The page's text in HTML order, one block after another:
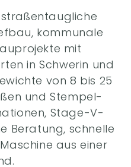
kommunale
mit
in Schwerin und
von 8 bis 25
und Stempel-
Stage-V-
Beratung, schnelle
aus einer